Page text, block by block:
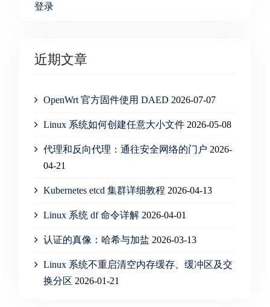
登录
近期文章
OpenWrt 官方固件使用 DAED 2026-07-07
Linux 系统如何创建任意大小文件 2026-05-08
代理和反向代理：通往安全网络的门户 2026-
04-21
Kubernetes etcd 集群详细教程 2026-04-13
Linux 系统 df 命令详解 2026-04-01
认证的真像：哈希与加盐 2026-03-13
Linux 系统不重启清空内存缓存、缓冲区及交
换分区 2026-01-21